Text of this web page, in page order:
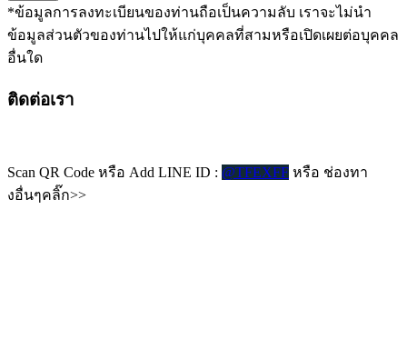
*ข้อมูลการลงทะเบียนของท่านถือเป็นความลับ เราจะไม่นำ
ข้อมูลส่วนตัวของท่านไปให้แก่บุคคลที่สามหรือเปิดเผยต่อบุคคล
อื่นใด
ติดต่อเรา
Scan QR Code หรือ Add LINE ID : @TFEXFF หรือ ช่องทา
งอื่นๆคลิ๊ก>>